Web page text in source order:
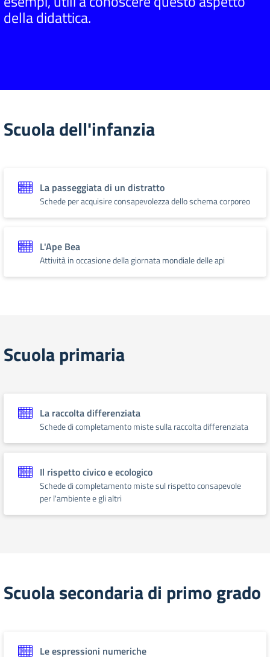
della didattica.
Scuola dell'infanzia
La passeggiata di un distratto
Schede per acquisire consapevolezza dello schema corporeo
L'Ape Bea
Attività in occasione della giornata mondiale delle api
Scuola primaria
La raccolta differenziata
Schede di completamento miste sulla raccolta differenziata
Il rispetto civico e ecologico
Schede di completamento miste sul rispetto consapevole
per l'ambiente e gli altri
Scuola secondaria di primo grado
Le espressioni numeriche